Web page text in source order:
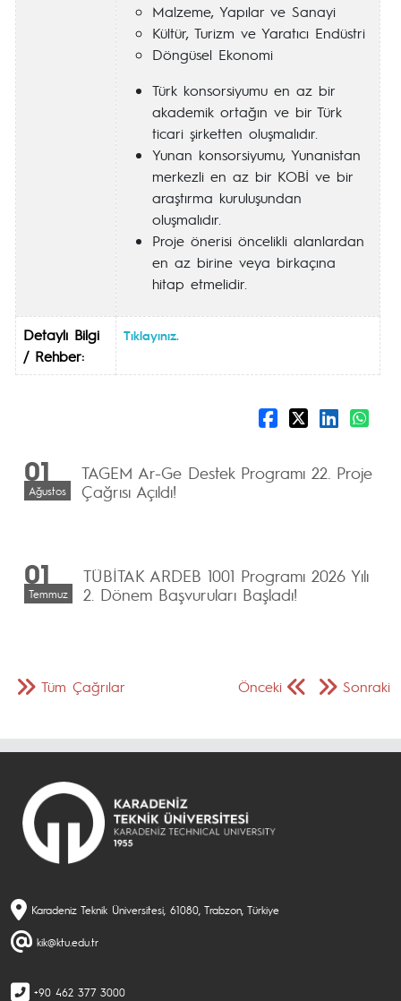
Malzeme, Yapılar ve Sanayi
Kültür, Turizm ve Yaratıcı Endüstri
Döngüsel Ekonomi
Türk konsorsiyumu en az bir
akademik ortağın ve bir Türk
ticari şirketten oluşmalıdır.
Yunan konsorsiyumu, Yunanistan
merkezli en az bir KOBİ ve bir
araştırma kuruluşundan
oluşmalıdır.
Proje önerisi öncelikli alanlardan
en az birine veya birkaçına
hitap etmelidir.
Detaylı Bilgi
/ Rehber:
Tıklayınız.
01
Ağustos
TAGEM Ar-Ge Destek Programı 22. Proje
Çağrısı Açıldı!
01
Temmuz
TÜBİTAK ARDEB 1001 Programı 2026 Yılı
2. Dönem Başvuruları Başladı!
Önceki Sonraki
Tüm Çağrılar
Karadeniz Teknik Üniversitesi, 61080, Trabzon, Türkiye
kik@ktu.edu.tr
+90 462 377 3000